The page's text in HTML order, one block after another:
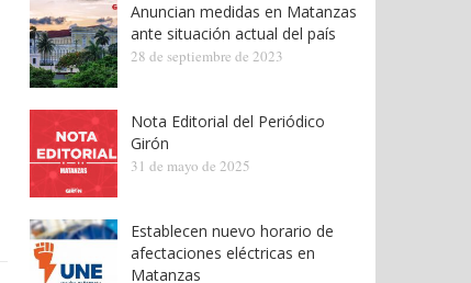
Anuncian medidas en Matanzas
ante situación actual del país
28 de septiembre de 2023
Nota Editorial del Periódico
Girón
31 de mayo de 2025
Establecen nuevo horario de
afectaciones eléctricas en
Matanzas